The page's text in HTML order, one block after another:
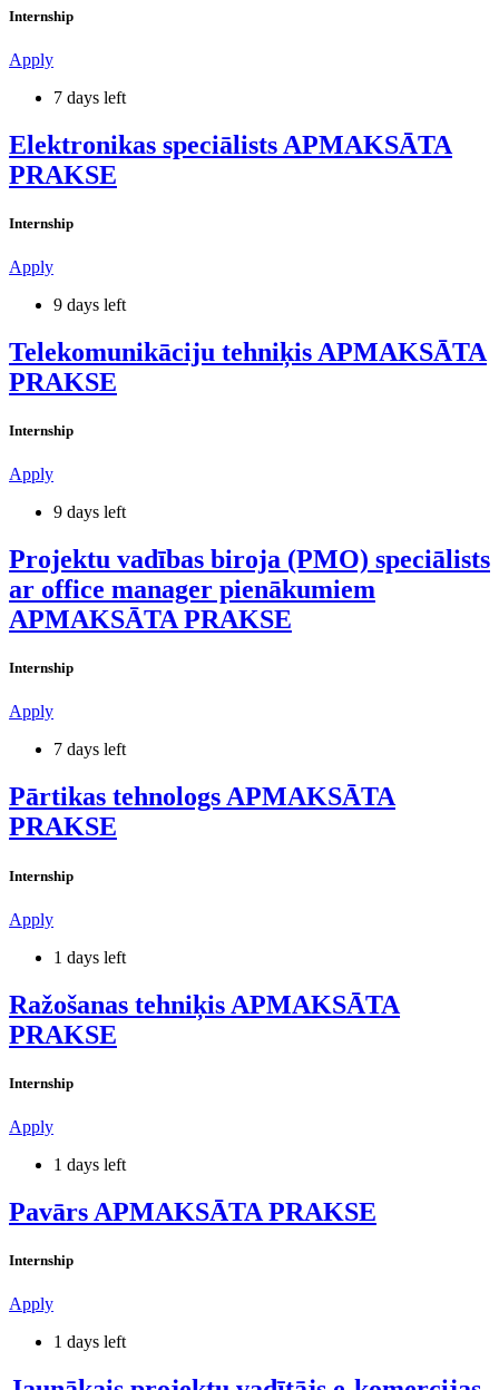
Internship
Apply
7 days left
Elektronikas speciālists APMAKSĀTA
PRAKSE
Internship
Apply
9 days left
Telekomunikāciju tehniķis APMAKSĀTA
PRAKSE
Internship
Apply
9 days left
Projektu vadības biroja (PMO) speciālists
ar office manager pienākumiem
APMAKSĀTA PRAKSE
Internship
Apply
7 days left
Pārtikas tehnologs APMAKSĀTA
PRAKSE
Internship
Apply
1 days left
Ražošanas tehniķis APMAKSĀTA
PRAKSE
Internship
Apply
1 days left
Pavārs APMAKSĀTA PRAKSE
Internship
Apply
1 days left